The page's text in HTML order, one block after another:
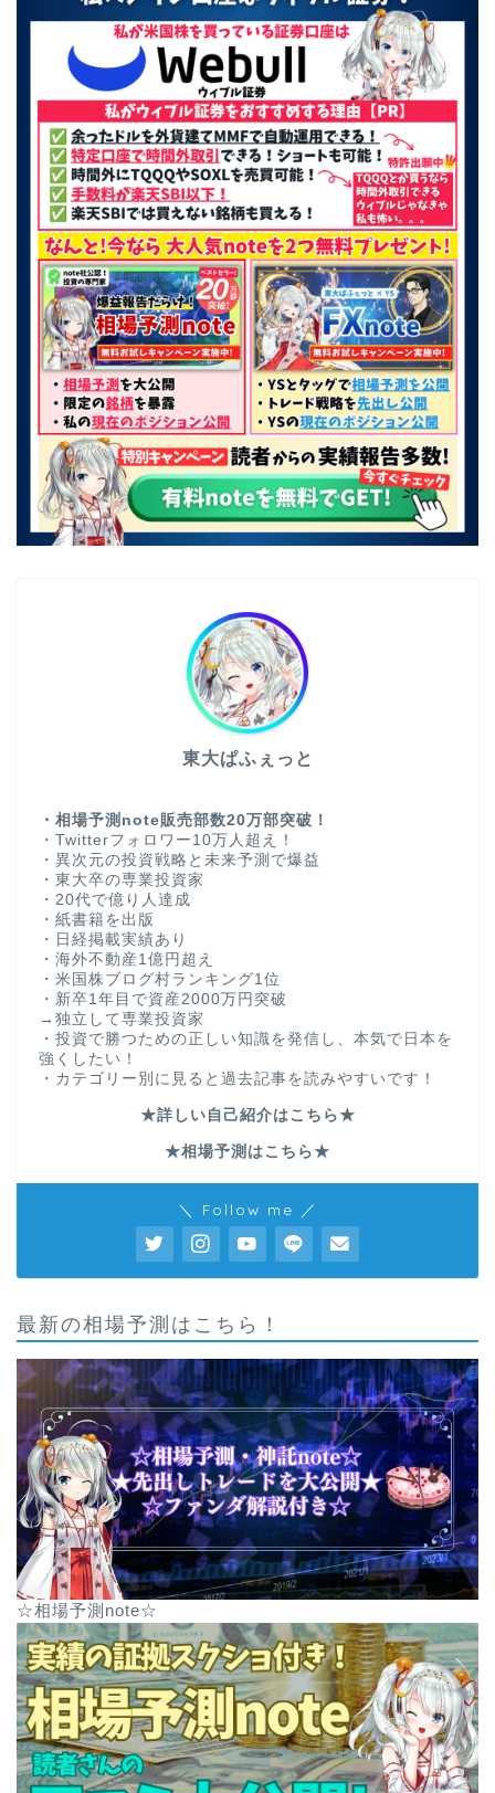
東大ぱふぇっと
・相場予測note販売部数20万部突破！
・Twitterフォロワー10万人超え！
・異次元の投資戦略と未来予測で爆益
・東大卒の専業投資家
・20代で億り人達成
・紙書籍を出版
・日経掲載実績あり
・海外不動産1億円超え
・米国株ブログ村ランキング1位
・新卒1年目で資産2000万円突破
→独立して専業投資家
・投資で勝つための正しい知識を発信し、本気で日本を
強くしたい！
・カテゴリー別に見ると過去記事を読みやすいです！
★詳しい自己紹介はこちら★
★相場予測はこちら★
＼ Follow me ／
最新の相場予測はこちら！
☆相場予測note☆